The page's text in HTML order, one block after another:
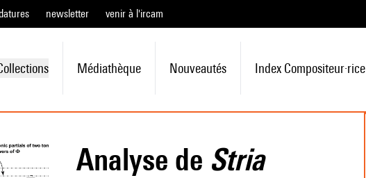
newsletter venir à l'ircam
Médiathèque Nouveautés Index Compositeur·rice
Analyse de Stria